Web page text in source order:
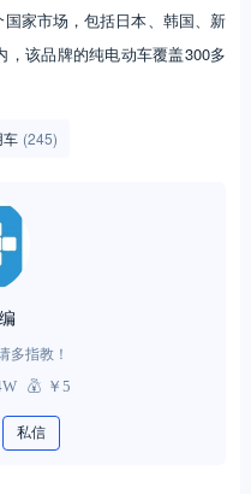
家市场，包括日本、韩国、新
该品牌的纯电动车覆盖300多
车 (245)
多指教！
￥5
私信